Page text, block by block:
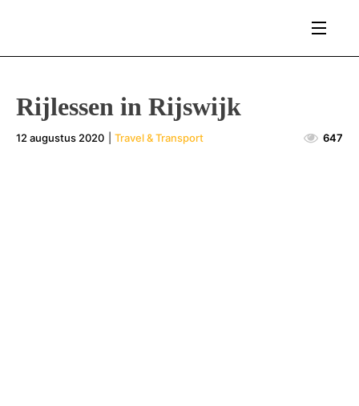
Rijlessen in Rijswijk
12 augustus 2020 Travel & Transport 647